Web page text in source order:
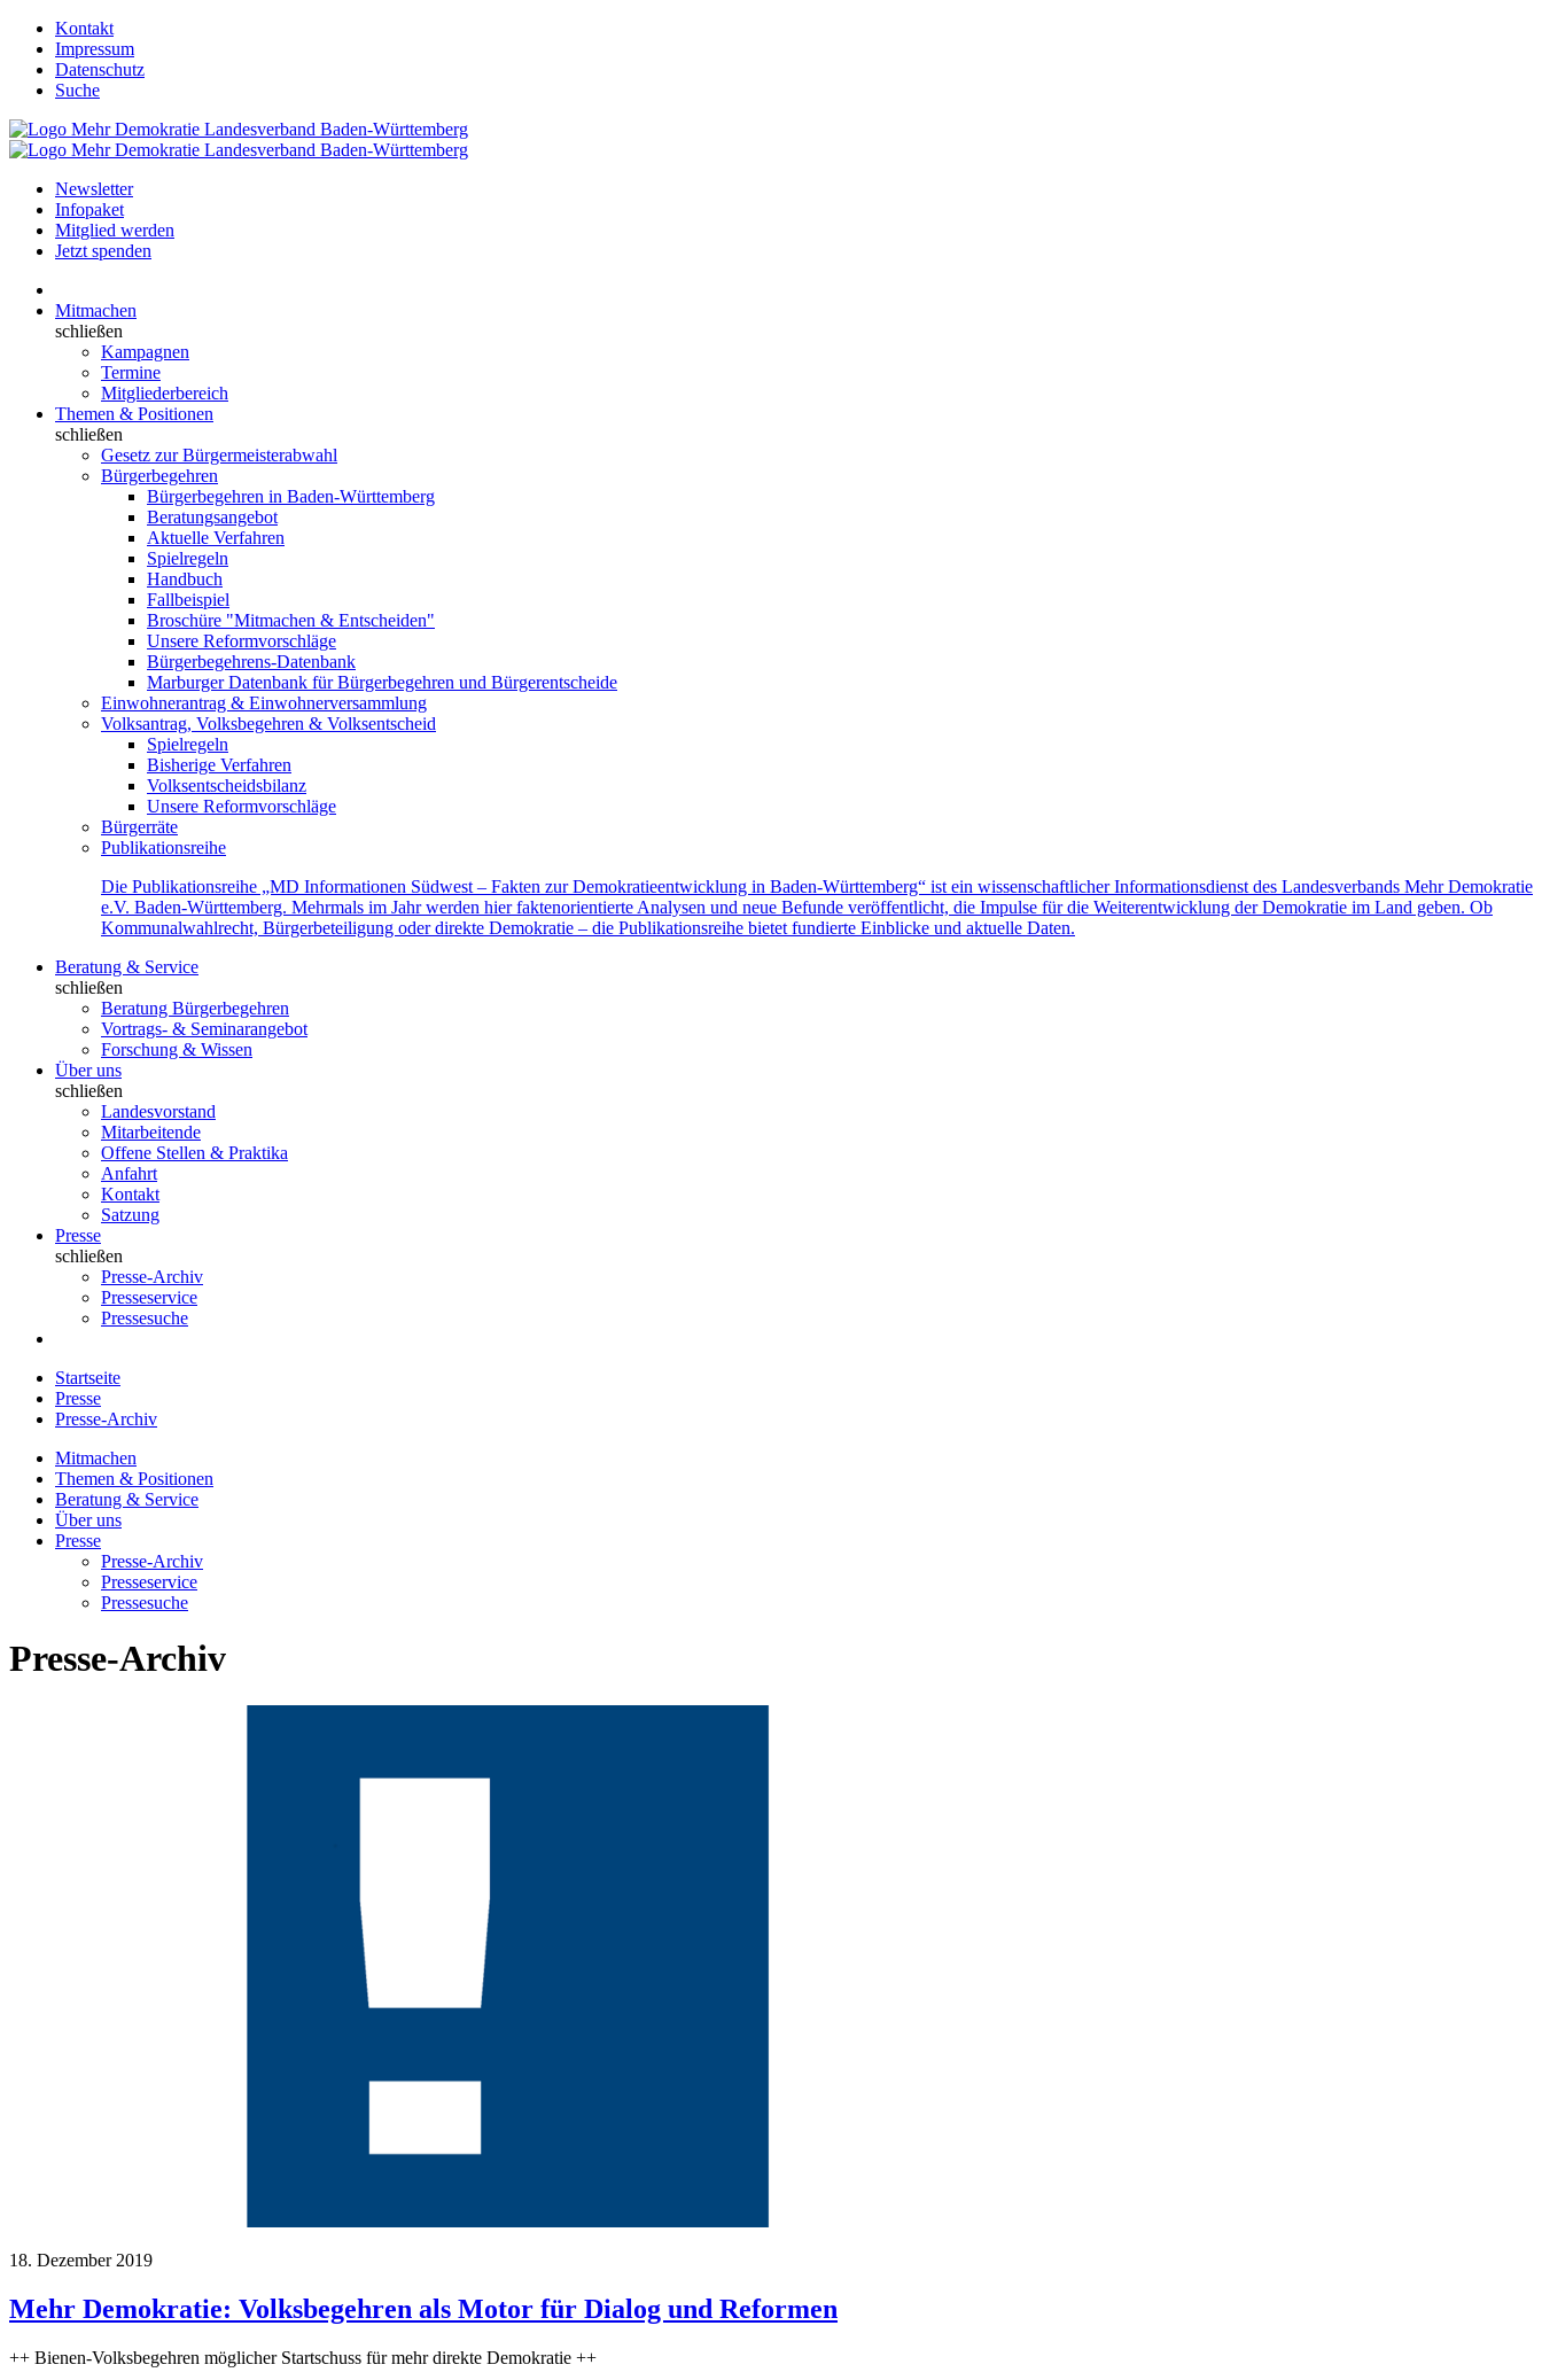
Kontakt
Impressum
Datenschutz
Suche
Newsletter
Infopaket
Mitglied werden
Jetzt spenden
Mitmachen
schließen
Kampagnen
Termine
Mitgliederbereich
Themen & Positionen
schließen
Gesetz zur Bürgermeisterabwahl
Bürgerbegehren
Bürgerbegehren in Baden-Württemberg
Beratungsangebot
Aktuelle Verfahren
Spielregeln
Handbuch
Fallbeispiel
Broschüre "Mitmachen & Entscheiden"
Unsere Reformvorschläge
Bürgerbegehrens-Datenbank
Marburger Datenbank für Bürgerbegehren und Bürgerentscheide
Einwohnerantrag & Einwohnerversammlung
Volksantrag, Volksbegehren & Volksentscheid
Spielregeln
Bisherige Verfahren
Volksentscheidsbilanz
Unsere Reformvorschläge
Bürgerräte
Publikationsreihe
Die Publikationsreihe „MD Informationen Südwest – Fakten zur Demokratieentwicklung in Baden-Württemberg“ ist ein wissenschaftlicher Informationsdienst des Landesverbands Mehr Demokratie
e.V. Baden-Württemberg. Mehrmals im Jahr werden hier faktenorientierte Analysen und neue Befunde veröffentlicht, die Impulse für die Weiterentwicklung der Demokratie im Land geben. Ob
Kommunalwahlrecht, Bürgerbeteiligung oder direkte Demokratie – die Publikationsreihe bietet fundierte Einblicke und aktuelle Daten.
Beratung & Service
schließen
Beratung Bürgerbegehren
Vortrags- & Seminarangebot
Forschung & Wissen
Über uns
schließen
Landesvorstand
Mitarbeitende
Offene Stellen & Praktika
Anfahrt
Kontakt
Satzung
Presse
schließen
Presse-Archiv
Presseservice
Pressesuche
Startseite
Presse
Presse-Archiv
Mitmachen
Themen & Positionen
Beratung & Service
Über uns
Presse
Presse-Archiv
Presseservice
Pressesuche
Presse-Archiv
18. Dezember 2019
Mehr Demokratie: Volksbegehren als Motor für Dialog und Reformen
++ Bienen-Volksbegehren möglicher Startschuss für mehr direkte Demokratie ++